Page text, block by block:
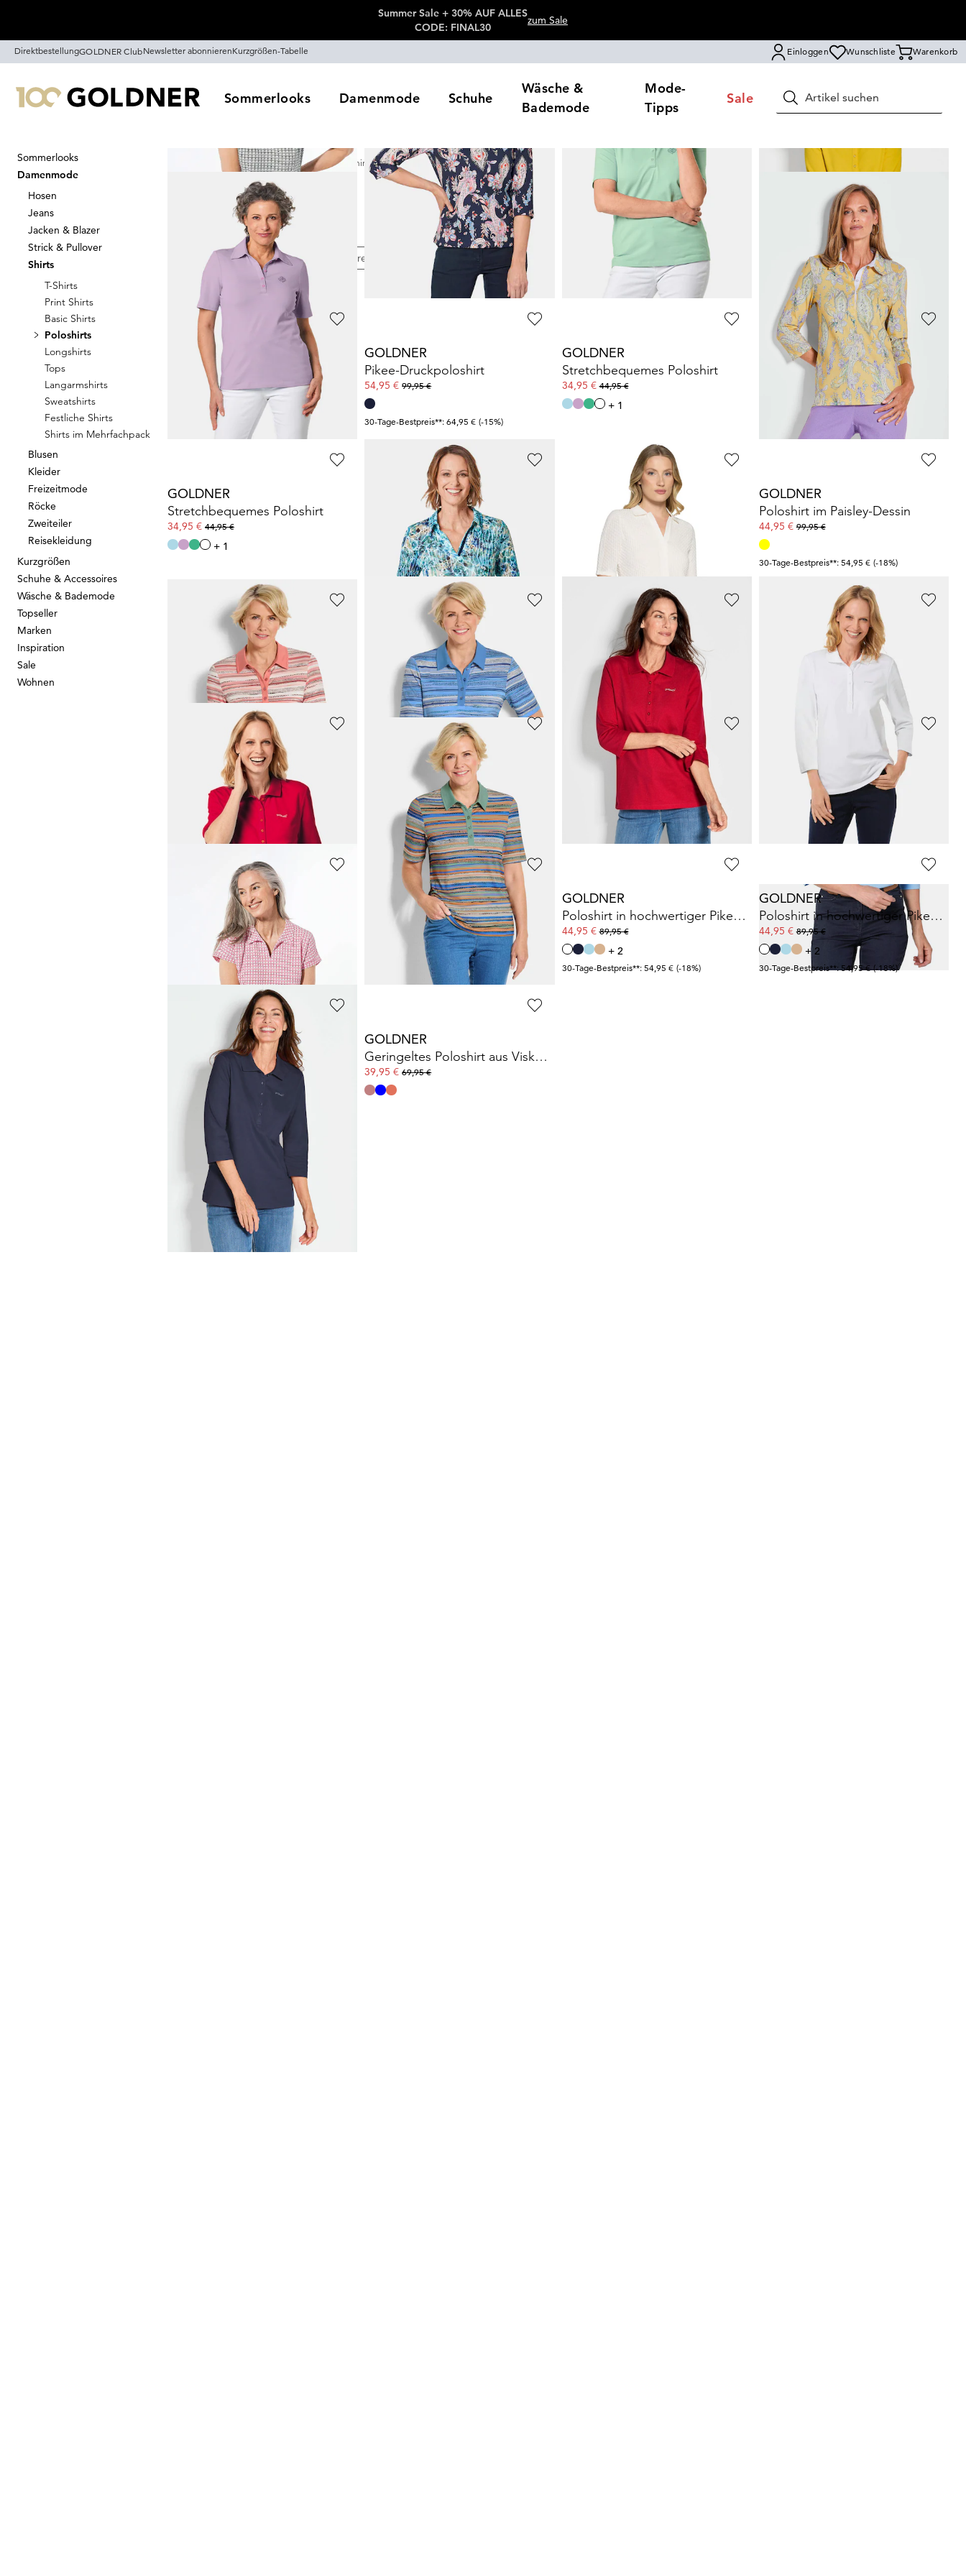
Summer Sale + 30% AUF ALLES
CODE: FINAL30
zum Sale
DirektbestellungGOLDNER ClubNewsletter abonnierenKurzgrößen-Tabelle Einloggen Wunschliste Warenkorb
Sommerlooks Damenmode Schuhe
Wäsche &
Bademode
Mode-
Tipps
Sale Suchen
Sommerlooks
Damenmode
Hosen
Jeans
Jacken & Blazer
Strick & Pullover
Shirts
T-Shirts
Print Shirts
Basic Shirts
Poloshirts
Longshirts
Tops
Langarmshirts
Sweatshirts
Festliche Shirts
Shirts im Mehrfachpack
Blusen
Kleider
Freizeitmode
Röcke
Zweiteiler
Reisekleidung
Kurzgrößen
Schuhe & Accessoires
Wäsche & Bademode
Topseller
Marken
Inspiration
Sale
Wohnen
Damenmode Shirts Poloshirts
Poloshirts 22
Sortieren Sale Farbe Preis
GOLDNER
Shirt mit dezentem Jacquard
79,95 €
30-Tage-Bestpreis**: 44,95 €
GOLDNER
Pikee-Druckpoloshirt
54,95 €99,95 €
30-Tage-Bestpreis**: 64,95 € (-15%)
GOLDNER
Stretchbequemes Poloshirt
34,95 €44,95 €
+ 1
GOLDNER
89,95 €
+ 2
30-Tage-Bestpreis**: 54,95 € (-18%)
GOLDNER
Stretchbequemes Poloshirt
34,95 € 44,95 €
+ 1
GOLDNER
79,95 € 79,95 €
GOLDNER
Poloshirt im Paisley-Dessin
44,95 €99,95 €
30-Tage-Bestpreis**: 54,95 € (-18%)
GOLDNER
64,95 €
GOLDNER
Stretchbequemes Poloshirt
34,95 €44,95 €
+ 1
GOLDNER
Stretchbequemes Poloshirt
34,95 €44,95 €
+ 1
Stretchbequemes Poloshirt
GOLDNER
79,95 €
GOLDNER
89,95 €
+ 2
30-Tage-Bestpreis**: 54,95 € (-18%)
BETTY BARCLAY
30-Tage-Bestpreis**: 48,99 €
89,95 €
+ 2
30-Tage-Bestpreis**: 54,95 € (-18%)
GOLDNER
Shirt mit dezentem Jacquard
79,95 €
30-Tage-Bestpreis**: 44,95 € (-22%)
GOLDNER
39,95 € 69,95 €
GOLDNER
Poloshirt in hochwertiger Pikee-Qualität
44,95 €89,95 €
+ 2
30-Tage-Bestpreis**: 54,95 € (-18%)
GOLDNER
Poloshirt in hochwertiger Pikee-Qualität
44,95 €89,95 €
+ 2
30-Tage-Bestpreis**: 54,95 € (-18%)
44,95 € 89,95 €
30-Tage-Bestpreis**: 54,95 € (-18%)
GOLDNER
Geringeltes Poloshirt aus Viskose-Jersey
39,95 €69,95 €